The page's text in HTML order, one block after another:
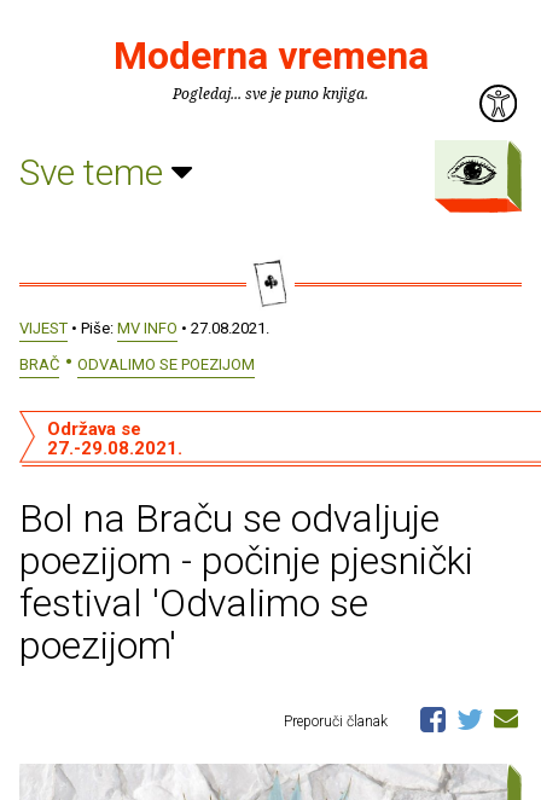
Moderna vremena
Pogledaj... sve je puno knjiga.
Sve teme
VIJEST • Piše: MV INFO • 27.08.2021.
BRAČ
ODVALIMO SE POEZIJOM
Bol na Braču se odvaljuje
poezijom - počinje pjesnički
festival 'Odvalimo se
poezijom'
Održava se
27.-29.08.2021.
Preporuči članak